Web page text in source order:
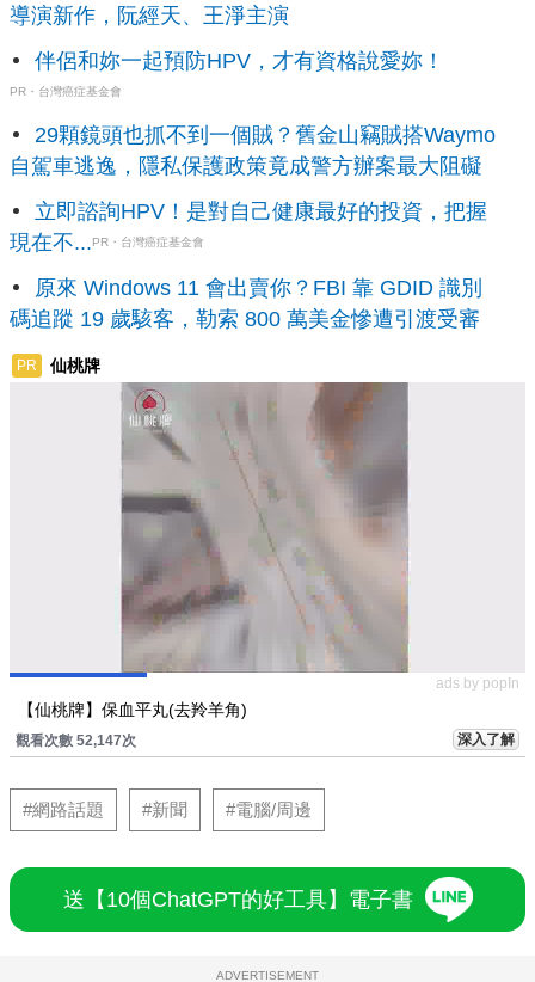
導演新作，阮經天、王淨主演
伴侶和妳一起預防HPV，才有資格說愛妳！
PR・台灣癌症基金會
29顆鏡頭也抓不到一個賊？舊金山竊賊搭Waymo
自駕車逃逸，隱私保護政策竟成警方辦案最大阻礙
立即諮詢HPV！是對自己健康最好的投資，把握
現在不...PR・台灣癌症基金會
原來 Windows 11 會出賣你？FBI 靠 GDID 識別
碼追蹤 19 歲駭客，勒索 800 萬美金慘遭引渡受審
PR 仙桃牌
ads by popIn
【仙桃牌】保血平丸(去羚羊角)
觀看次數 52,147次 深入了解
#網路話題 #新聞 #電腦/周邊
送【10個ChatGPT的好工具】電子書
ADVERTISEMENT